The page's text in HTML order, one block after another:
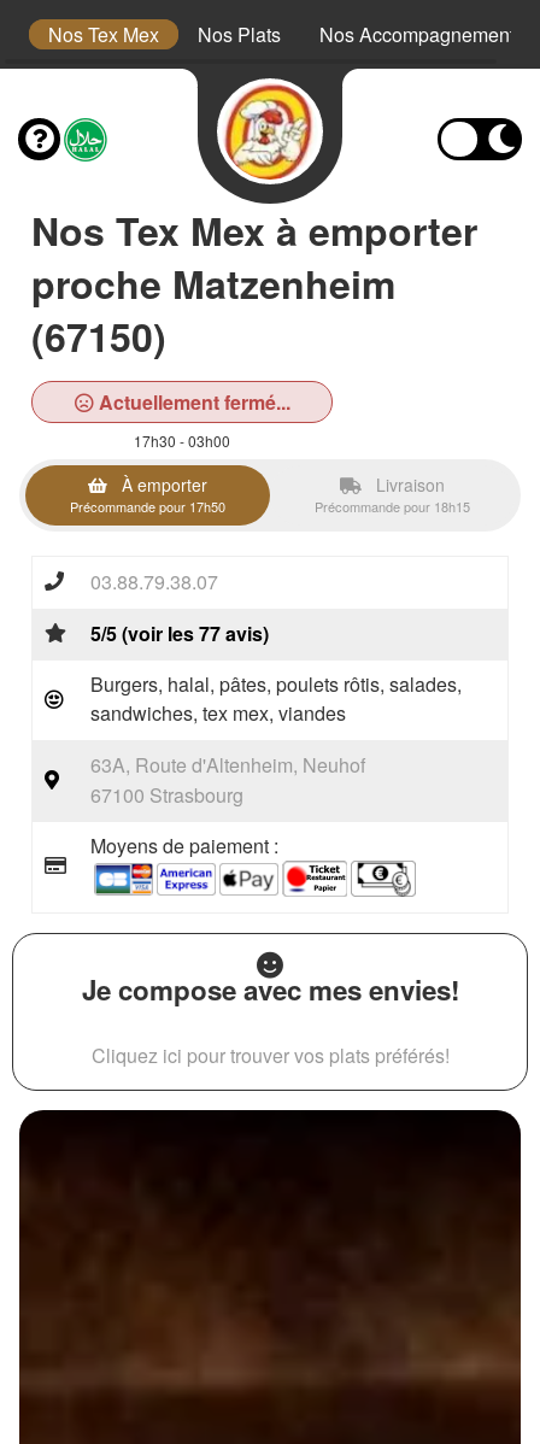
Nos Tex Mex Nos Plats Nos Accompagnements
Nos Tex Mex à emporter
proche Matzenheim
(67150)
Actuellement fermé...
17h30 - 03h00
À emporter
Précommande pour 17h50
Livraison
Précommande pour 18h15
03.88.79.38.07
5/5 (voir les 77 avis)
Burgers, halal, pâtes, poulets rôtis, salades,
sandwiches, tex mex, viandes
63A, Route d'Altenheim, Neuhof
67100 Strasbourg
Moyens de paiement :
Je compose avec mes envies!
Cliquez ici pour trouver vos plats préférés!